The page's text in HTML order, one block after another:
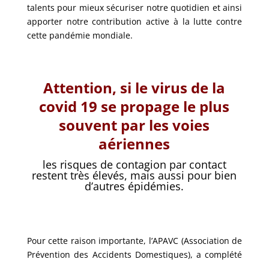
talents pour mieux sécuriser notre quotidien et ainsi
apporter notre contribution active à la lutte contre
cette pandémie mondiale.
Attention, si le virus de la
covid 19 se propage le plus
souvent par les voies
aériennes
les risques de contagion par contact
restent très élevés, mais aussi pour bien
d’autres épidémies.
Pour cette raison importante, l’APAVC (Association de
Prévention des Accidents Domestiques), a complété